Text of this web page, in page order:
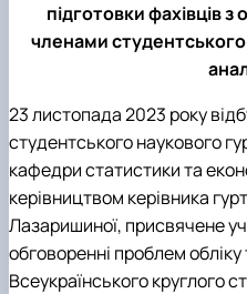
підготовки фахівців
членами
23 листопада 2023 року
студентського наукового
кафедри статистики та
керівництвом керівника
Лазаришиної, присвячене
обговоренні проблем обліку
Всеукраїнського круглого